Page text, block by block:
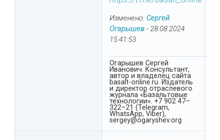
Изменено: Сергей
Огарышев - 28.08.2024
15:41:53
Огарышев Сергей
Иванович. Консультант,
автор и владелец сайта
basalt-online.ru. Издатель
и директор отраслевого
журнала «Базальтовые
технологии». +7 902 47–
322–21 (Telegram,
WhatsApp, Viber),
sergey@ogaryshev.org